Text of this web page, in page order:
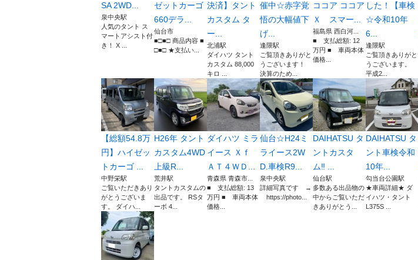
SA 2WD...
泉中央駅
人気のタント ス
マートアシスト付
き！ X ...
ゼットカーゴ
660デラ...
仙台市
■□■□ 商品内容 ■
□■□ ★支払い...
決済】タント
カスタム タ
ー...
北浦駅
ダイハツ タント
カスタム 88,000
キロ ...
催中☆赤字覚
悟の大幅値下
げ...
逢隈駅
ご覧頂きありがと
うございます！
決算のため...
ココア ココア
Ｘ スマー...
福島県 西白河...
■ 支払総額: 12
万円 ■ 車両本体
価格...
した！【車検
☆令和10年
6...
逢隈駅
ご覧頂きありがと
うございます。
平成2...
【総額54.8万
円】ハイゼッ
トカーゴ ...
中野栄駅
ご覧いただきあり
がとうございま
す。 ダイハ...
H26年 タント
カスタム4WD
上級R...
荒井駅
タントカスタムの
出品です。 RSタ
ーボ 4...
ダイハツ ミラ
イース Ｘｆ
ＡＴ４ＷＤ...
青森県 青森市...
■ 支払総額: 13
万円 ■ 車両本体
価格...
仙台☆H24ミ
ライース2W
D.車検R9...
泉中央駅
詳細写真です →
https://photo...
DAIHATSU タ
ントカスタ
ム‼︎ ...
仙台駅
多数ある出品物の
中からご覧いただ
きありがとう...
DAIHATSU タ
ント車検令和
10年...
勾当台公園駅
★車両詳細★ ダ
イハツ・タント
L375S ...